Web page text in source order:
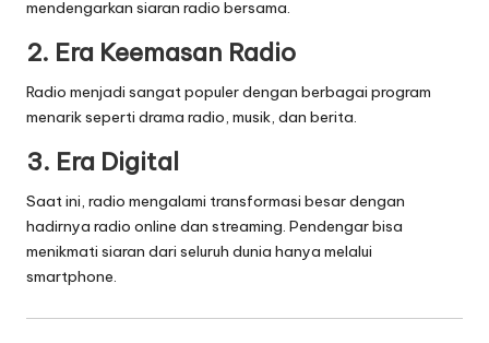
mendengarkan siaran radio bersama.
2. Era Keemasan Radio
Radio menjadi sangat populer dengan berbagai program
menarik seperti drama radio, musik, dan berita.
3. Era Digital
Saat ini, radio mengalami transformasi besar dengan
hadirnya radio online dan streaming. Pendengar bisa
menikmati siaran dari seluruh dunia hanya melalui
smartphone.